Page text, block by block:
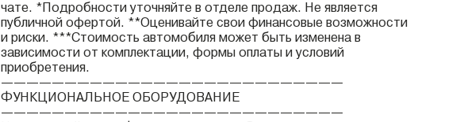
чате. *Подробности уточняйте в отделе продаж. Не является
публичной офертой. **Оценивайте свои финансовые возможности
и риски. ***Стоимость автомобиля может быть изменена в
зависимости от комплектации, формы оплаты и условий
приобретения.
———————————————————————————
ФУНКЦИОНАЛЬНОЕ ОБОРУДОВАНИЕ
———————————————————————————